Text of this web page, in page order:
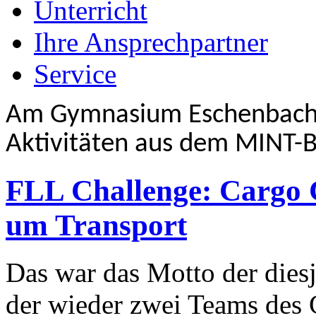
Unterricht
Ihre Ansprechpartner
Service
Am Gymnasium
Aktivitäten aus dem MINT-
FLL Challenge: Cargo
um Transport
Das war das Motto der
der wieder zwei Teams